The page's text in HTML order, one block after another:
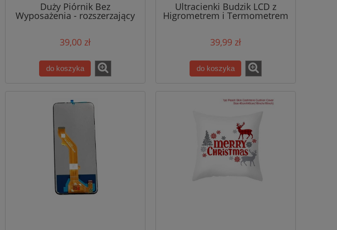
Duży Piórnik Bez
Wyposażenia - rozszerzający
39,00 zł
do koszyka
Ultracienki Budzik LCD z
Higrometrem i Termometrem
– Magnetyczny | Duży Ekran
39,99 zł
do koszyka